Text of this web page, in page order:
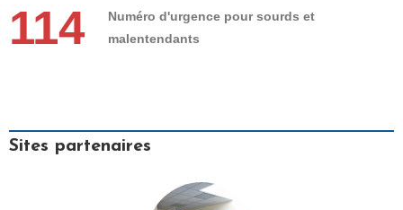
114
Numéro d'urgence pour sourds et
malentendants
Sites partenaires